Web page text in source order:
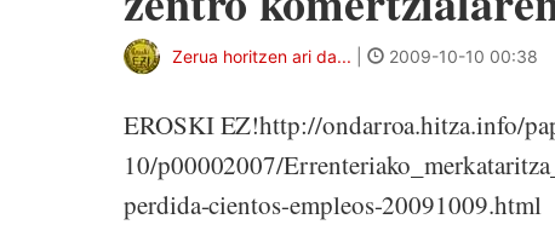
Zerua horitzen ari da... 2009-10-10 00:38
EROSKI EZ!http://ondarroa.hitza.info/
10/p00002007/
perdida-cientos-empleos-20091009.html